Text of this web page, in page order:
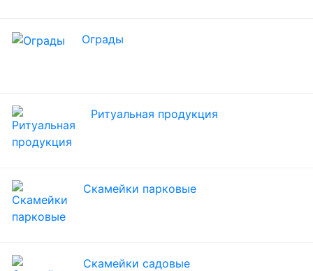
Ограды
Ритуальная продукция
Скамейки парковые
Скамейки садовые